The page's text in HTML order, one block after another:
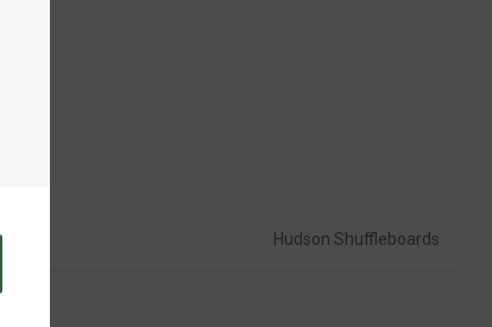
Hudson Shuffleboards